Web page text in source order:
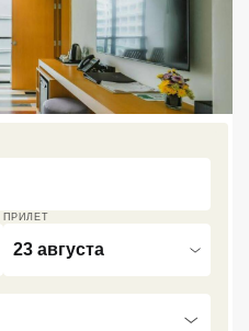
ПРИЛЕТ
23 августа